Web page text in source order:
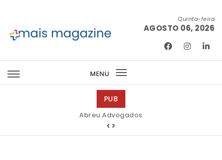
Quinta-feira
AGOSTO 06, 2026
MENU
Toggle
PUB
Abreu Advogados